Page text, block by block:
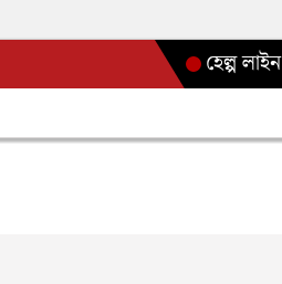
হেল্প লাইন